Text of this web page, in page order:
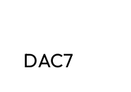
DAC7